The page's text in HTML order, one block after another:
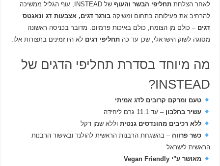
לאחר הצלחת תחליפי הבשר והעוף
של INSTEAD, עוף הגליל ממשיכה
להרחיב את פעילותה בתחום ומשיקה בורגר דגים, אצבעות דג ונאגטס
דגים – כולם מן הצומח, כולם באיכות פרמיום. מדובר בכניסה ראשונה
מסוגה לשוק הישראלי, שכן עד כה תחליפי דגים לא היו זמינים בתצורות אלו.
מה מיוחד בסדרת תחליפי הדגים של
INSTEAD?
טעם ומרקם קרובים לדג אמיתי
עשיר בחלבון – עד 11.1 גרם ליחידה
ללא רכיבים מהונדסים גנטית וללא שמן דקל
כשר פרווה – בהשגחת הרבנות הראשית להולנד ובאישור הרבנות
הראשית לישראל
מאושר ע"י Vegan Friendly